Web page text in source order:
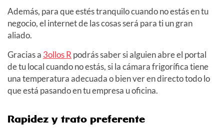
Además, para que estés tranquilo cuando no estás en tu
negocio, el internet de las cosas será para ti un gran
aliado.
Gracias a 3ollos Rpodrás saber si alguien abre el portal
de tu local cuando no estás, si la cámara frigorífica tiene
una temperatura adecuada o bien ver en directo todo lo
que está pasando en tu empresa u oficina.
Rapidez y trato preferente